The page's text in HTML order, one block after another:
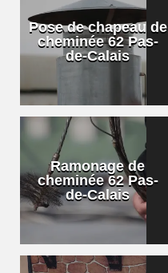
Pose de chapeau de
cheminée 62 Pas-
de-Calais
Ramonage de
cheminée 62 Pas-
de-Calais